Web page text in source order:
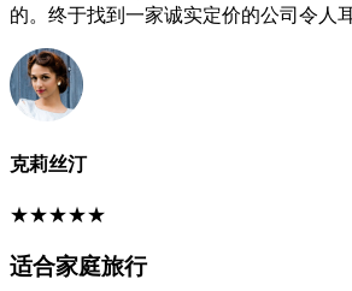
的。终于找到一家诚实定价的公司令人
克莉丝汀
★★★★★
适合家庭旅行